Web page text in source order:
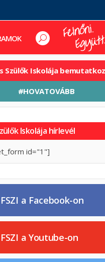
Szülők Iskolája
#HOVATOVÁBB
Iskolája hírlevél
id="1"]
FSZI a Facebook-on
FSZI a Youtube-on